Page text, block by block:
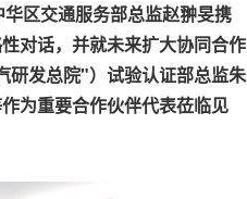
华区交通服务部总监赵翀旻携
对话，并就未来扩大协同合作
研发总院"）试验认证部总监朱
为重要合作伙伴代表莅临见